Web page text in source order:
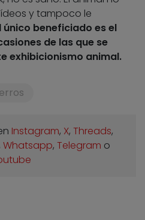
y tampoco le
único beneficiado es el
de las que se
exhibicionismo animal.
Instagram, X, Threads,
Whatsapp, Telegram o